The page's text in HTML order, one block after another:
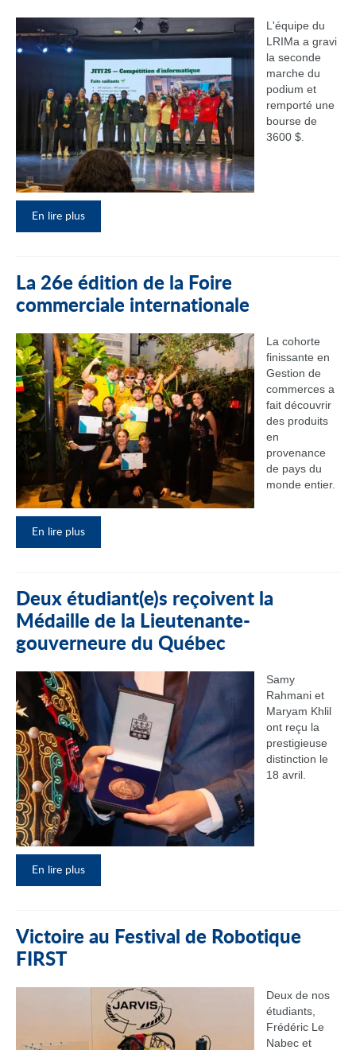
L'équipe du
LRIMa a gravi
la seconde
marche du
podium et
remporté une
bourse de
3600 $.
En lire plus
La 26e édition de la Foire
commerciale internationale
La cohorte
finissante en
Gestion de
commerces a
fait découvrir
des produits
en
provenance
de pays du
monde entier.
En lire plus
Deux étudiant(e)s reçoivent la
Médaille de la Lieutenante-
gouverneure du Québec
Samy
Rahmani et
Maryam Khlil
ont reçu la
prestigieuse
distinction le
18 avril.
En lire plus
Victoire au Festival de Robotique
FIRST
Deux de nos
étudiants,
Frédéric Le
Nabec et